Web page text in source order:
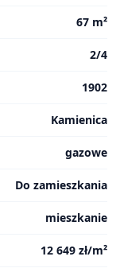
67 m²
2/4
1902
Kamienica
gazowe
Do zamieszkania
mieszkanie
12 649 zł/m²